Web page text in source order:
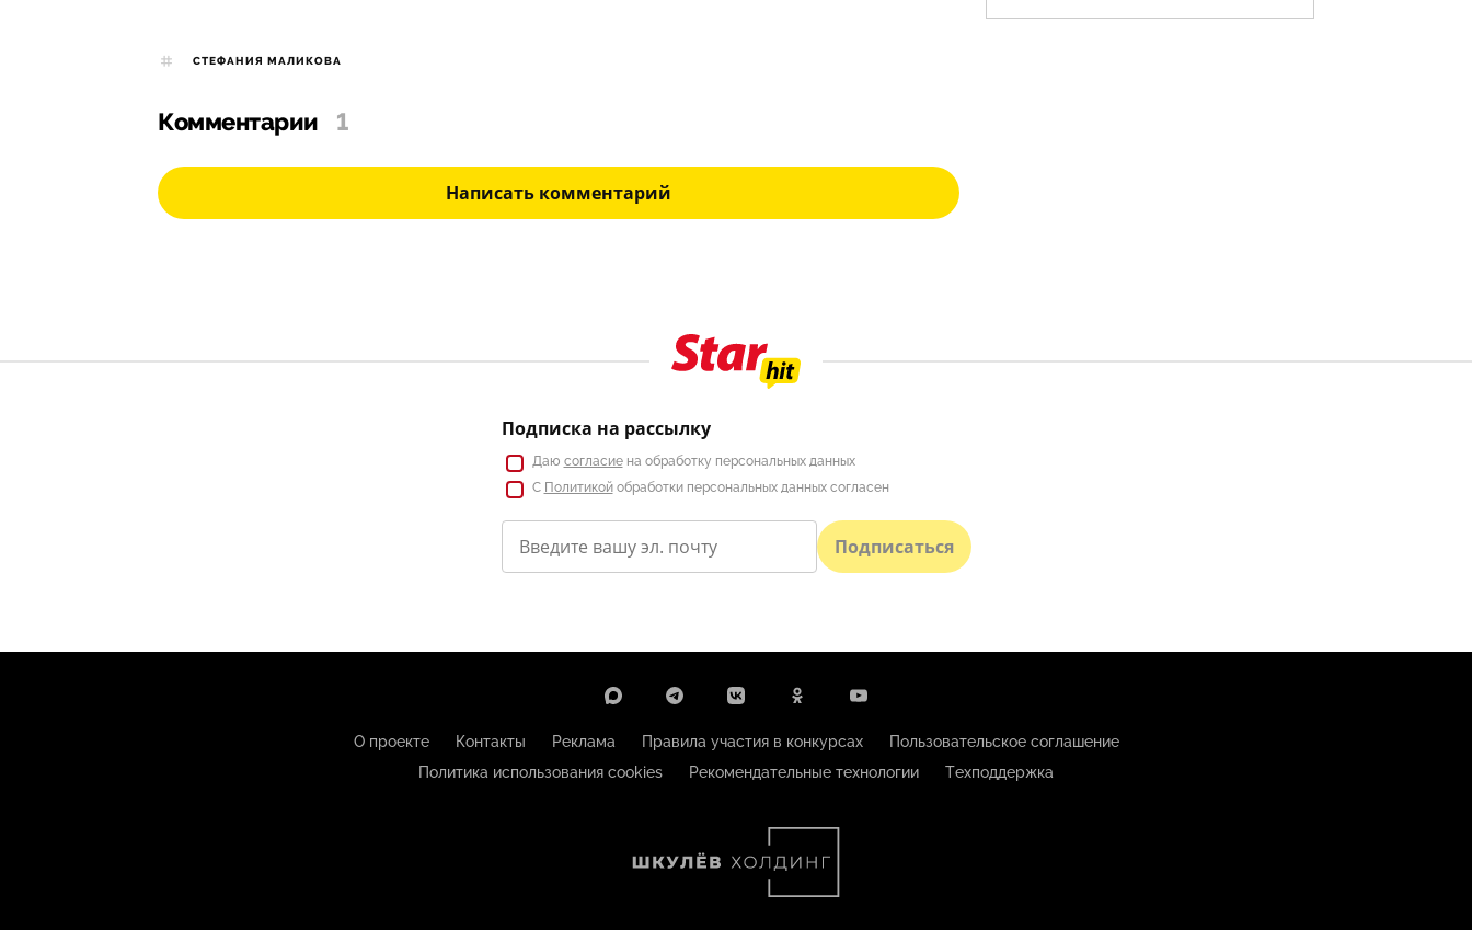
СТЕФАНИЯ МАЛИКОВА
Комментарии 1
Написать комментарий
Подписка на рассылку
Даю согласиена обработку персональных данных
С Политикойобработки персональных данных согласен
Подписаться
О проекте Контакты Реклама Правила участия в конкурсах
Пользовательское соглашение
Политика использования cookies
Рекомендательные технологии Техподдержка